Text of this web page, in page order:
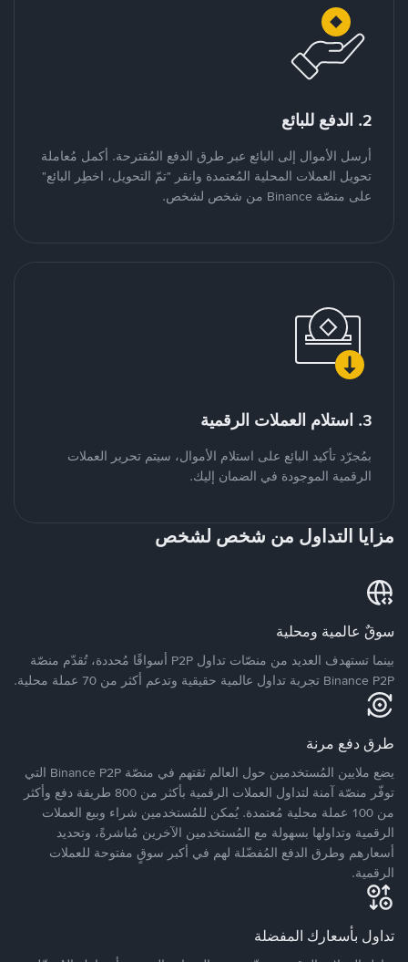
2. الدفع للبائع
أرسل الأموال إلى البائع عبر طرق الدفع المُقترحة. أكمل مُعاملة
تحويل العملات المحلية المُعتمدة وانقر "تمّ التحويل، اخطِر البائع"
على منصّة Binance من شخص لشخص.
3. استلام العملات الرقمية
بمُجرّد تأكيد البائع على استلام الأموال، سيتم تحرير العملات
الرقمية الموجودة في الضمان إليك.
مزايا التداول من شخص لشخص
سوقٌ عالمية ومحلية
بينما تستهدف العديد من منصّات تداول P2P أسواقًا مُحددة، تُقدّم منصّة
Binance P2P تجربة تداول عالمية حقيقية وتدعم أكثر من 70 عملة محلية.
طرق دفع مرنة
يضع ملايين المُستخدمين حول العالم ثقتهم في منصّة Binance P2P التي
توفّر منصّة آمنة لتداول العملات الرقمية بأكثر من 800 طريقة دفع وأكثر
من 100 عملة محلية مُعتمدة. يُمكن للمُستخدمين شراء وبيع العملات
الرقمية وتداولها بسهولة مع المُستخدمين الآخرين مُباشرةً، وتحديد
أسعارهم وطرق الدفع المُفضّلة لهم في أكبر سوقٍ مفتوحة للعملات
الرقمية.
تداول بأسعارك المفضلة